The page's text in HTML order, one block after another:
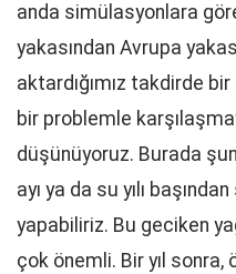
anda simülasyonlara
yakasından Avrupa
aktardığımız takdirde
bir problemle
düşünüyoruz. Burada
ayı ya da su yılı
yapabiliriz. Bu geciken
çok önemli. Bir yıl